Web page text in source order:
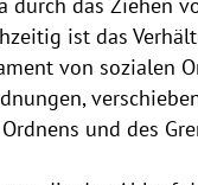
ist das
von sozialen
und des